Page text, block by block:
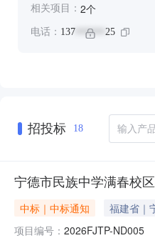
相关项目： 2个
电话： 137 ****** 25
招投标 18
宁德市民族中学满春校
中标｜中标通知 福建省｜
项目编号： 2026FJTP-ND005